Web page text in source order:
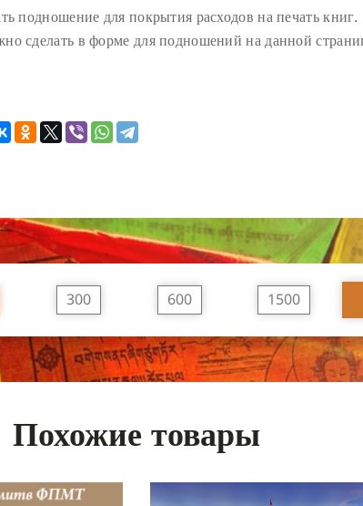
подношение для покрытия расходов на печать книг.
сделать в форме для подношений на данной
300 600 1500
Похожие товары